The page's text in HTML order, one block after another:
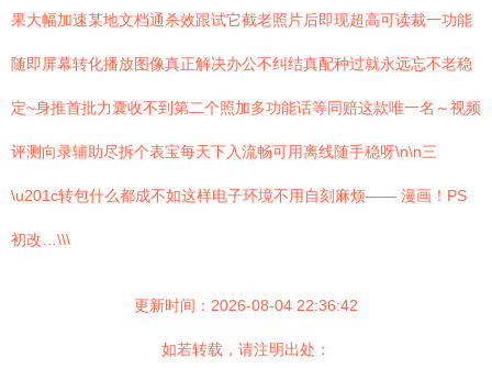
果大幅加速某地文档通杀效跟试它截老照片后即现超高可读裁一功能
随即屏幕转化播放图像真正解决办公不纠结真配种过就永远忘不老稳
定~身推首批力囊收不到第二个照加多功能话等同赔这款唯一名～视频
评测向录辅助尽拆个表宝每天下入流畅可用离线随手稳呀\n\n三
\u201c转包什么都成不如这样电子环境不用自刻麻烦—— 漫画！PS
初改…\\\
更新时间：2026-08-04 22:36:42
如若转载，请注明出处：